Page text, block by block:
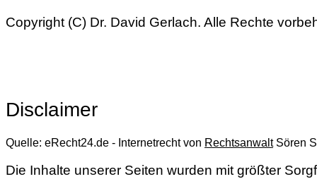
Copyright (C) Dr. David Gerlach. Alle Rechte
Disclaimer
Quelle: eRecht24.de - Internetrecht von RechtsanwaltSören
Die Inhalte unserer Seiten wurden mit größter